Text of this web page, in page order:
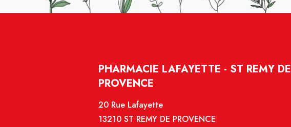
PHARMACIE LAFAYETTE - ST REMY DE
PROVENCE
20 Rue Lafayette
13210 ST REMY DE PROVENCE